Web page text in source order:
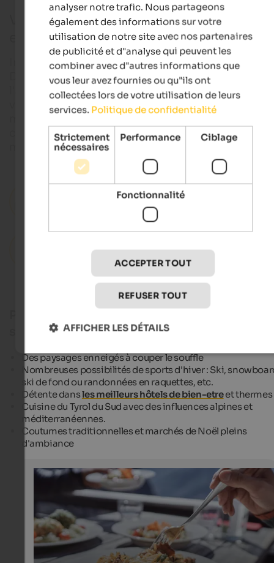
Vacances d'hiver : profiter du Tyrol du
en hiver
Imaginez que la neige scintillante transforme les
Dolomites en un pays de conte de fées hivernal et
l'air pur et froid de la montagne éveille vos sens.
vacances d'hiver dans le Tyrol du Sud promettent
moments pleins de magie, du feu de cheminée qui
crépite aux sentiers de randonnée enneigés qui
mènent au cœur de l'hiver.
Hôtels en Tyrol du Sud
saison froide ?
South Tyrolean delicacies
Pasta with chanterelles at the Schöne Aussicht hut
Schutzhütte Schöne Aussicht - StefanSchuetz.com
Des paysages enneigés à couper le souffle
Nombreuses possibilités de sports d'hiver : Ski,
ski de fond ou randonnées en raquettes, etc.
Détente dansles meilleurs hôtels de bien-etreet thermes
Cuisine du Tyrol du Sud avec des influences alpines et
méditerranéennes.
Coutumes traditionnelles et marchés de Noël pleins
d'ambiance
analyser notre trafic. Nous partageons
également des informations sur votre
utilisation de notre site avec nos partenaires
de publicité et d"analyse qui peuvent les
combiner avec d"autres informations que
vous leur avez fournies ou qu"ils ont
collectées lors de votre utilisation de leurs
services. Politique de confidentialité
Strictement
nécessaires
Performance Ciblage
Fonctionnalité
ACCEPTER TOUT
REFUSER TOUT
AFFICHER LES DÉTAILS